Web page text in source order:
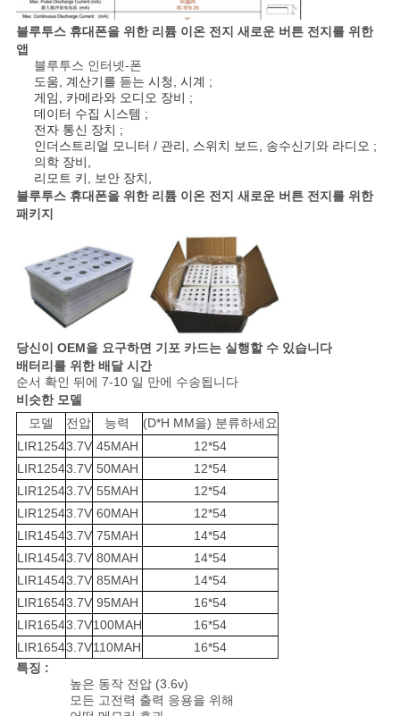
조
회
를
요
청
하
트
맵
PRIVACY
POLICY
블루투스 휴대폰을 위한 리튬 이온 전지 새로운 버튼 전지를 위한
앱
블루투스 인터넷-폰
도움, 계산기를 듣는 시청, 시계 ;
게임, 카메라와 오디오 장비 ;
데이터 수집 시스템 ;
전자 통신 장치 ;
인더스트리얼 모니터 / 관리, 스위치 보드, 송수신기와 라디오 ;
의학 장비,
리모트 키, 보안 장치,
블루투스 휴대폰을 위한 리튬 이온 전지 새로운 버튼 전지를 위한
패키지
당신이 OEM을 요구하면 기포 카드는 실행할 수 있습니다
배터리를 위한 배달 시간
순서 확인 뒤에 7-10 일 만에 수송됩니다
비슷한 모델
모델
전압 능력
(D*H MM을) 분류하세요
LIR12543.7V 45MAH
12*54
LIR12543.7V 50MAH
12*54
LIR12543.7V 55MAH
12*54
LIR12543.7V 60MAH
12*54
LIR14543.7V 75MAH
14*54
LIR14543.7V 80MAH
14*54
LIR14543.7V 85MAH
14*54
LIR16543.7V 95MAH
16*54
LIR16543.7V100MAH
16*54
LIR16543.7V110MAH
16*54
특징 :
높은 동작 전압 (3.6v)
모든 고전력 출력 응용을 위해